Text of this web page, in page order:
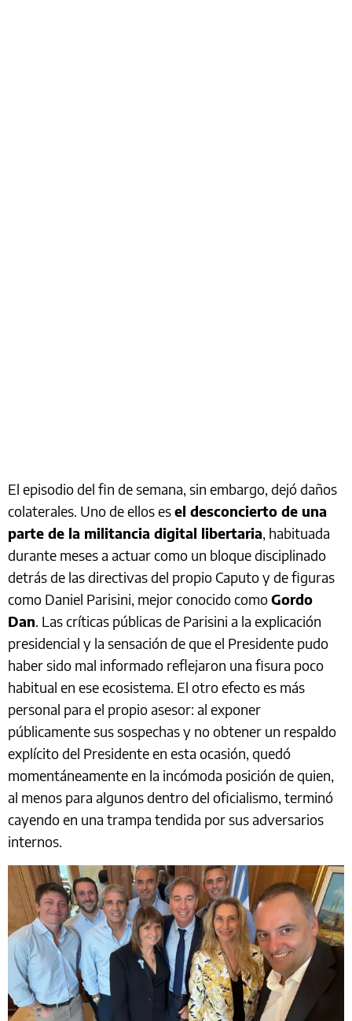
El episodio del fin de semana, sin embargo, dejó daños
colaterales. Uno de ellos esel desconcierto de una
parte de la militancia digital libertaria, habituada
durante meses a actuar como un bloque disciplinado
detrás de las directivas del propio Caputo y de figuras
como Daniel Parisini, mejor conocido comoGordo
Dan. Las críticas públicas de Parisini a la explicación
presidencial y la sensación de que el Presidente pudo
haber sido mal informado reflejaron una fisura poco
habitual en ese ecosistema. El otro efecto es más
personal para el propio asesor: al exponer
públicamente sus sospechas y no obtener un respaldo
explícito del Presidente en esta ocasión, quedó
momentáneamente en la incómoda posición de quien,
al menos para algunos dentro del oficialismo, terminó
cayendo en una trampa tendida por sus adversarios
internos.